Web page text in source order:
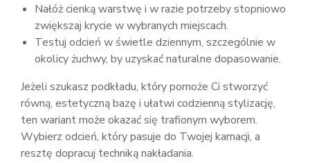
Nałóż cienką warstwę i w razie potrzeby stopniowo
zwiększaj krycie w wybranych miejscach.
Testuj odcień w świetle dziennym, szczególnie w
okolicy żuchwy, by uzyskać naturalne dopasowanie.
Jeżeli szukasz podkładu, który pomoże Ci stworzyć
równą, estetyczną bazę i ułatwi codzienną stylizację,
ten wariant może okazać się trafionym wyborem.
Wybierz odcień, który pasuje do Twojej karnacji, a
resztę dopracuj techniką nakładania.